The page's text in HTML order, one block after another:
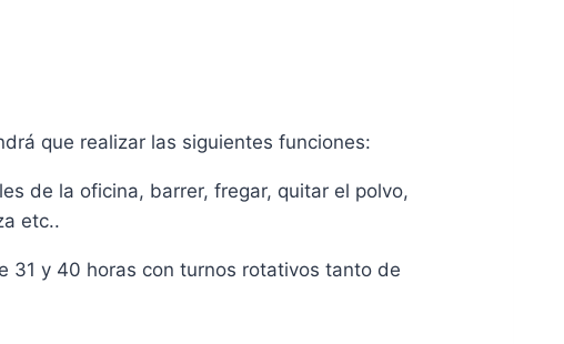
que realizar las siguientes funciones:
de la oficina, barrer, fregar, quitar el polvo,
etc..
31 y 40 horas con turnos rotativos tanto de